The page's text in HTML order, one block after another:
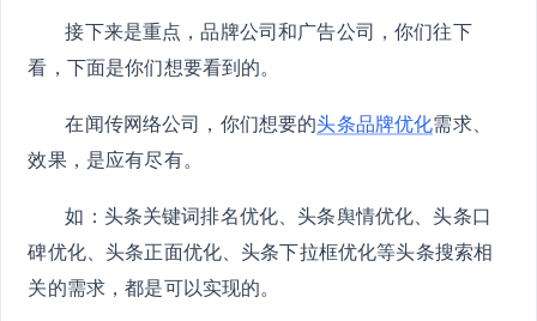
接下来是重点，品牌公司和广告公司，你们往下
看，下面是你们想要看到的。
在闻传网络公司，你们想要的头条品牌优化需求、
效果，是应有尽有。
如：头条关键词排名优化、头条舆情优化、头条口
碑优化、头条正面优化、头条下拉框优化等头条搜索相
关的需求，都是可以实现的。